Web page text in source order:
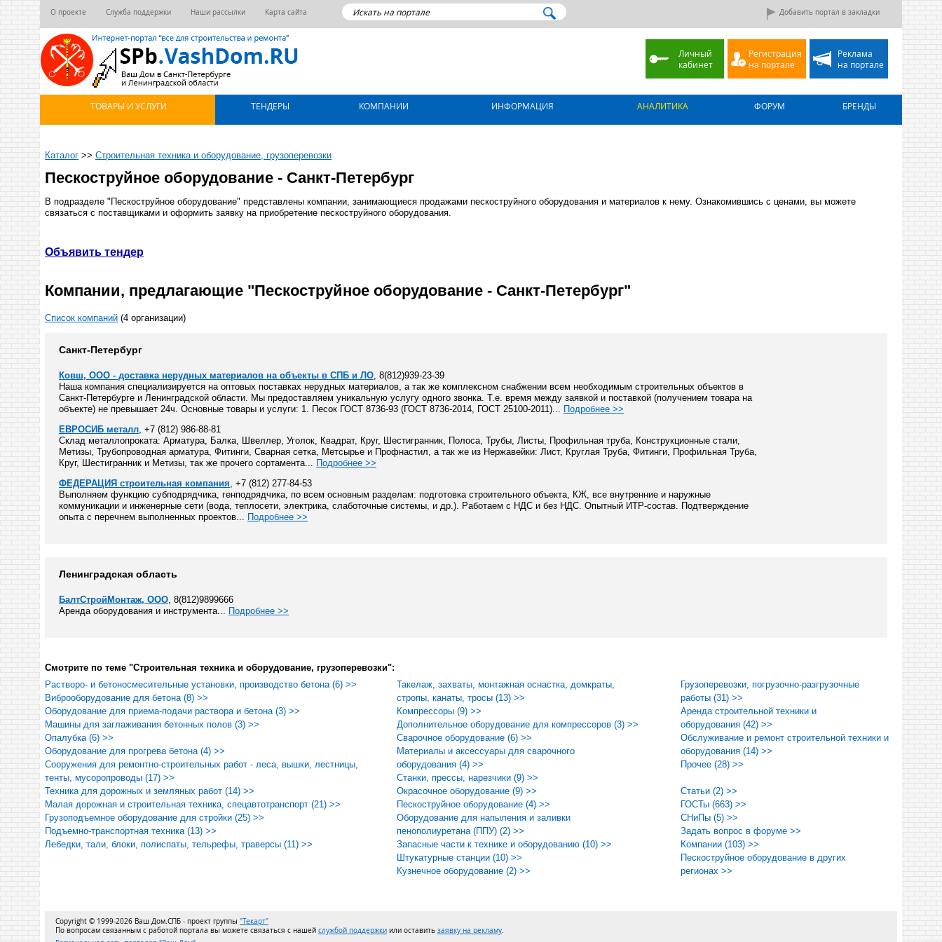
Добавить портал в закладки
О проекте Служба поддержки Наши рассылки Карта сайта
Личный
кабинет
Регистрация
на портале
Реклама
на портале
ТОВАРЫ И УСЛУГИ ТЕНДЕРЫ КОМПАНИИ ИНФОРМАЦИЯ АНАЛИТИКА ФОРУМ БРЕНДЫ
Каталог >> Строительная техника и оборудование, грузоперевозки
Пескоструйное оборудование - Санкт-Петербург
В подразделе "Пескоструйное оборудование" представлены компании, занимающиеся продажами пескоструйного оборудования и материалов к нему. Ознакомившись с ценами, вы можете
связаться с поставщиками и оформить заявку на приобретение пескоструйного оборудования.
Объявить тендер
Компании, предлагающие "Пескоструйное оборудование - Санкт-Петербург"
Список компаний (4 организации)
Санкт-Петербург
Ковш, ООО - доставка нерудных материалов на объекты в СПБ и ЛО, 8(812)939-23-39
Наша компания специализируется на оптовых поставках нерудных материалов, а так же комплексном снабжении всем необходимым строительных объектов в
Санкт-Петербурге и Ленинградской области. Мы предоставляем уникальную услугу одного звонка. Т.е. время между заявкой и поставкой (получением товара на
объекте) не превышает 24ч. Основные товары и услуги: 1. Песок ГОСТ 8736-93 (ГОСТ 8736-2014, ГОСТ 25100-2011)... Подробнее >>
ЕВРОСИБ металл, +7 (812) 986-88-81
Склад металлопроката: Арматура, Балка, Швеллер, Уголок, Квадрат, Круг, Шестигранник, Полоса, Трубы, Листы, Профильная труба, Конструкционные стали,
Метизы, Трубопроводная арматура, Фитинги, Сварная сетка, Метсырье и Профнастил, а так же из Нержавейки: Лист, Круглая Труба, Фитинги, Профильная Труба,
Круг, Шестигранник и Метизы, так же прочего сортамента... Подробнее >>
ФЕДЕРАЦИЯ строительная компания, +7 (812) 277-84-53
Выполняем функцию субподрядчика, генподрядчика, по всем основным разделам: подготовка строительного объекта, КЖ, все внутренние и наружные
коммуникации и инженерные сети (вода, теплосети, электрика, слаботочные системы, и др.). Работаем с НДС и без НДС. Опытный ИТР-состав. Подтверждение
опыта с перечнем выполненных проектов... Подробнее >>
Ленинградская область
БалтСтройМонтаж, ООО, 8(812)9899666
Аренда оборудования и инструмента... Подробнее >>
Смотрите по теме "Строительная техника и оборудование, грузоперевозки":
Растворо- и бетоносмесительные установки, производство бетона (6) >>
Виброоборудование для бетона (8) >>
Оборудование для приема-подачи раствора и бетона (3) >>
Машины для заглаживания бетонных полов (3) >>
Опалубка (6) >>
Оборудование для прогрева бетона (4) >>
Сооружения для ремонтно-строительных работ - леса, вышки, лестницы,
тенты, мусоропроводы (17) >>
Техника для дорожных и земляных работ (14) >>
Малая дорожная и строительная техника, спецавтотранспорт (21) >>
Грузоподъемное оборудование для стройки (25) >>
Подъемно-транспортная техника (13) >>
Лебедки, тали, блоки, полиспаты, тельрефы, траверсы (11) >>
Такелаж, захваты, монтажная оснастка, домкраты,
стропы, канаты, тросы (13) >>
Компрессоры (9) >>
Дополнительное оборудование для компрессоров (3) >>
Сварочное оборудование (6) >>
Материалы и аксессуары для сварочного
оборудования (4) >>
Станки, прессы, нарезчики (9) >>
Окрасочное оборудование (9) >>
Пескоструйное оборудование (4) >>
Оборудование для напыления и заливки
пенополиуретана (ППУ) (2) >>
Запасные части к технике и оборудованию (10) >>
Штукатурные станции (10) >>
Кузнечное оборудование (2) >>
Грузоперевозки, погрузочно-разгрузочные
работы (31) >>
Аренда строительной техники и
оборудования (42) >>
Обслуживание и ремонт строительной техники и
оборудования (14) >>
Прочее (28) >>
Статьи (2) >>
ГОСТы (663) >>
СНиПы (5) >>
Задать вопрос в форуме >>
Компании (103) >>
Пескоструйное оборудование в других
регионах >>
Copyright © 1999-2026 Ваш Дом.СПБ - проект группы "Текарт"
По вопросам связанным с работой портала вы можете связаться с нашей службой поддержки или оставить заявку на рекламу.